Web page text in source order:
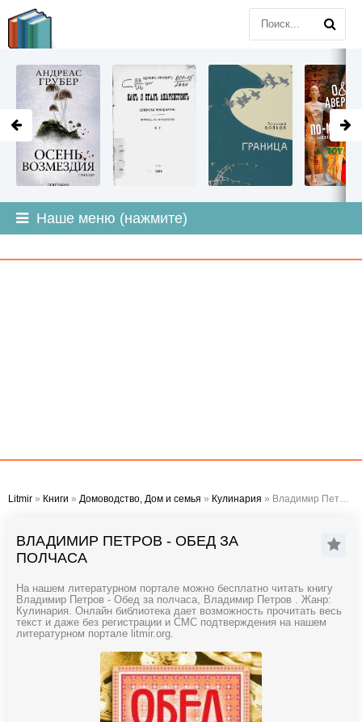
Наше меню (нажмите)
Litmir » Книги » Домоводство, Дом и семья » Кулинария » Владимир Петров - Обед за полчаса
ВЛАДИМИР ПЕТРОВ - ОБЕД ЗА
ПОЛЧАСА
На нашем литературном портале можно бесплатно читать книгу
Владимир Петров - Обед за полчаса, Владимир Петров . Жанр:
Кулинария. Онлайн библиотека дает возможность прочитать весь
текст и даже без регистрации и СМС подтверждения на нашем
литературном портале litmir.org.
LITMIR.ORG